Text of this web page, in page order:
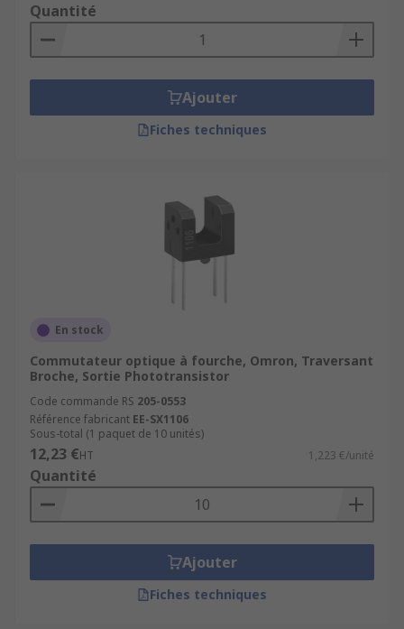
Quantité
Ajouter
Fiches techniques
En stock
Commutateur optique à fourche, Omron, Traversant
Broche, Sortie Phototransistor
Code commande RS 205-0553
Référence fabricant EE-SX1106
Sous-total (1 paquet de 10 unités)
12,23 €HT 1,223 €/unité
Quantité
Ajouter
Fiches techniques